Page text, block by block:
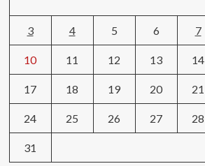
3 4 5 6 7
10 11 12 13 14
17 18 19 20 21
24 25 26 27 28
31